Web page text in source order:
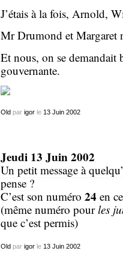
J’étais à la fois, Arnold,
Mr Drumond et Margaret
Et nous, on se demandait
gouvernante.
Old par igorle 13 Juin 2002
Jeudi 13 Juin 2002
Un petit message à
pense ?
C’est son numéro 24 en
(même numéro pourles
que c’est permis)
Old par igorle 13 Juin 2002